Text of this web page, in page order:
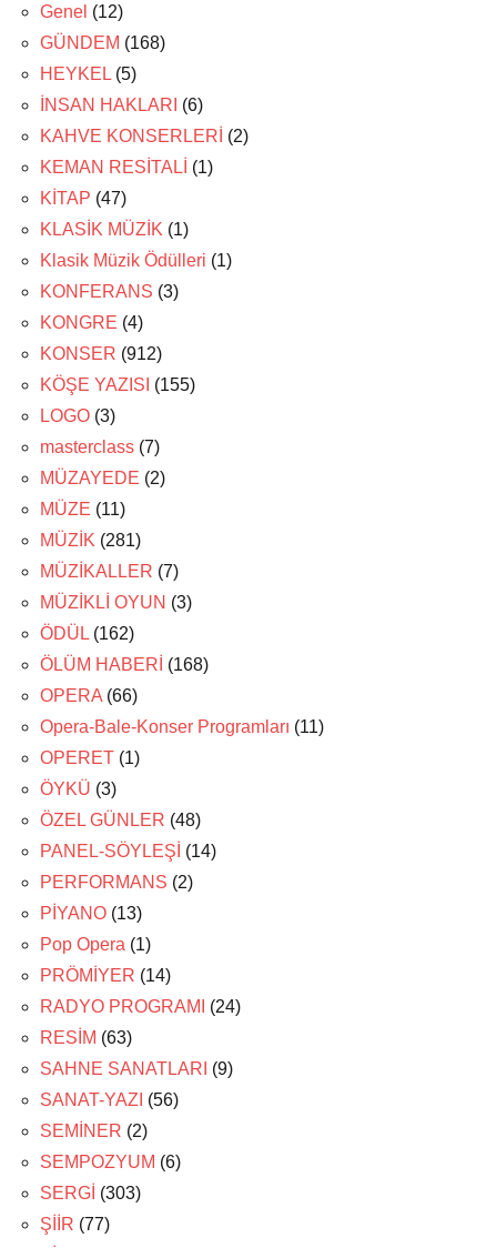
Genel (12)
GÜNDEM (168)
HEYKEL (5)
İNSAN HAKLARI (6)
KAHVE KONSERLERİ (2)
KEMAN RESİTALİ (1)
KİTAP (47)
KLASİK MÜZİK (1)
Klasik Müzik Ödülleri (1)
KONFERANS (3)
KONGRE (4)
KONSER (912)
KÖŞE YAZISI (155)
LOGO (3)
masterclass (7)
MÜZAYEDE (2)
MÜZE (11)
MÜZİK (281)
MÜZİKALLER (7)
MÜZİKLİ OYUN (3)
ÖDÜL (162)
ÖLÜM HABERİ (168)
OPERA (66)
Opera-Bale-Konser Programları (11)
OPERET (1)
ÖYKÜ (3)
ÖZEL GÜNLER (48)
PANEL-SÖYLEŞİ (14)
PERFORMANS (2)
PİYANO (13)
Pop Opera (1)
PRÖMİYER (14)
RADYO PROGRAMI
(24)
RESİM (63)
SAHNE SANATLARI (9)
SANAT-YAZI (56)
SEMİNER (2)
SEMPOZYUM (6)
SERGİ (303)
ŞİİR (77)